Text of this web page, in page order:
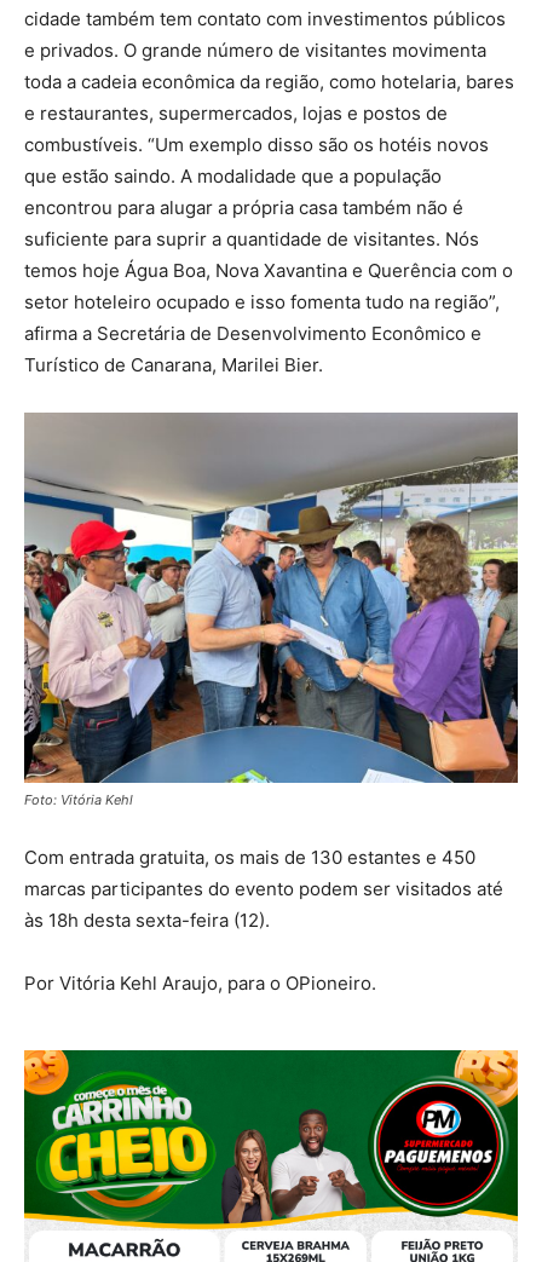
cidade também tem contato com investimentos públicos
e privados. O grande número de visitantes movimenta
toda a cadeia econômica da região, como hotelaria, bares
e restaurantes, supermercados, lojas e postos de
combustíveis. “Um exemplo disso são os hotéis novos
que estão saindo. A modalidade que a população
encontrou para alugar a própria casa também não é
suficiente para suprir a quantidade de visitantes. Nós
temos hoje Água Boa, Nova Xavantina e Querência com o
setor hoteleiro ocupado e isso fomenta tudo na região”,
afirma a Secretária de Desenvolvimento Econômico e
Turístico de Canarana, Marilei Bier.
Foto: Vitória Kehl
Com entrada gratuita, os mais de 130 estantes e 450
marcas participantes do evento podem ser visitados até
às 18h desta sexta-feira (12).
Por Vitória Kehl Araujo, para o OPioneiro.